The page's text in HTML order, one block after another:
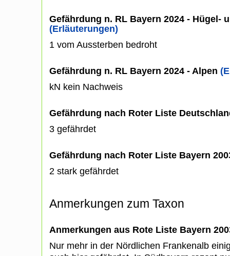
Gefährdung n. RL Bayern 2024 - Hügel-
(Erläuterungen)
1 vom Aussterben bedroht
Gefährdung n. RL Bayern 2024 - Alpen
kN kein Nachweis
Gefährdung nach Roter Liste
3 gefährdet
Gefährdung nach Roter Liste Bayern
2 stark gefährdet
Anmerkungen zum Taxon
Anmerkungen aus Rote Liste Bayern
Nur mehr in der Nördlichen Frankenalb